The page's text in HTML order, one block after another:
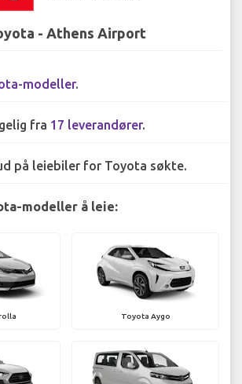
- Athens Airport
modeller.
fra 17 leverandører.
på leiebiler for Toyota søkte.
modeller å leie:
Toyota Aygo